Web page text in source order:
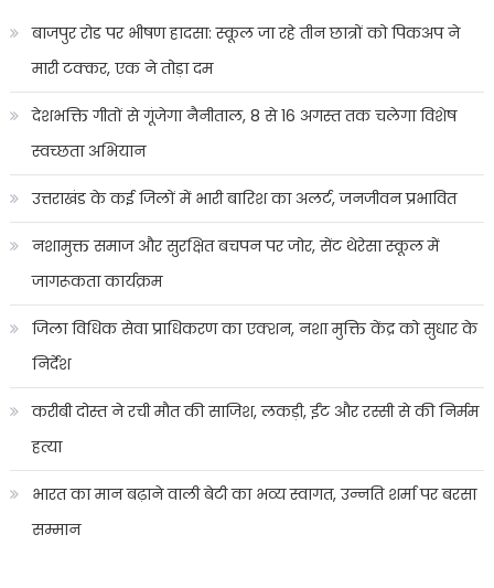
बाजपुर रोड पर भीषण हादसा: स्कूल जा रहे तीन छात्रों को पिकअप ने
मारी टक्कर, एक ने तोड़ा दम
देशभक्ति गीतों से गूंजेगा नैनीताल, 8 से 16 अगस्त तक चलेगा विशेष
स्वच्छता अभियान
उत्तराखंड के कई जिलों में भारी बारिश का अलर्ट, जनजीवन प्रभावित
नशामुक्त समाज और सुरक्षित बचपन पर जोर, सेंट थेरेसा स्कूल में
जागरूकता कार्यक्रम
जिला विधिक सेवा प्राधिकरण का एक्शन, नशा मुक्ति केंद्र को सुधार के
निर्देश
करीबी दोस्त ने रची मौत की साजिश, लकड़ी, ईंट और रस्सी से की निर्मम
हत्या
भारत का मान बढ़ाने वाली बेटी का भव्य स्वागत, उन्नति शर्मा पर बरसा
सम्मान